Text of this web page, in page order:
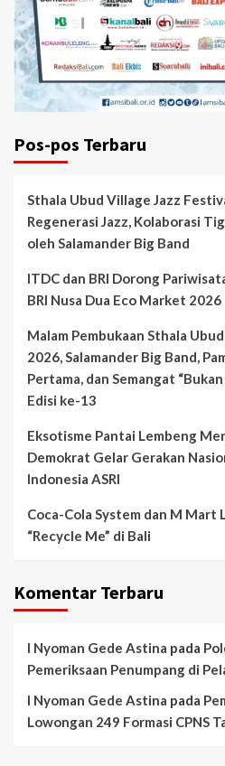
Pos-pos Terbaru
Sthala Ubud Village Jazz
Regenerasi Jazz, Kolaborasi
oleh Salamander Big Band
ITDC dan BRI Dorong
BRI Nusa Dua Eco Market 2026
Malam Pembukaan Sthala
2026, Salamander Big Band,
Pertama, dan Semangat
Edisi ke-13
Eksotisme Pantai Lembeng
Demokrat Gelar Gerakan
Indonesia ASRI
Coca-Cola System dan M
“Recycle Me” di Bali
Komentar Terbaru
I Nyoman Gede Astina pada
Pemeriksaan Penumpang di
I Nyoman Gede Astina pada
Lowongan 249 Formasi CPNS